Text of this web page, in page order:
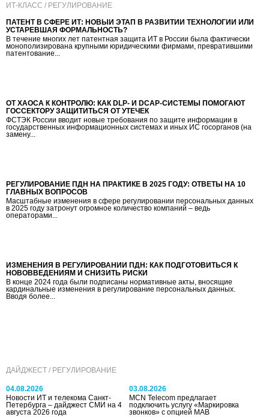
ИТ-КЛАСС / РЕГУЛИРОВАНИЕ
ПАТЕНТ В СФЕРЕ ИТ: НОВЫЙ ЭТАП В РАЗВИТИИ ТЕХНОЛОГИЙ ИЛИ
УСТАРЕВШАЯ ФОРМАЛЬНОСТЬ?
В течение многих лет патентная защита ИТ в России была фактически
монополизирована крупными юридическими фирмами, превратившими
патентование...
ОТ ХАОСА К КОНТРОЛЮ: КАК DLP- И DCAP-СИСТЕМЫ ПОМОГАЮТ
ГОССЕКТОРУ ЗАЩИТИТЬСЯ ОТ УТЕЧЕК
ФСТЭК России вводит новые требования по защите информации в
государственных информационных системах и иных ИС госорганов (на
замену...
РЕГУЛИРОВАНИЕ ПДН НА ПРАКТИКЕ В 2025 ГОДУ: ОТВЕТЫ НА 10
ГЛАВНЫХ ВОПРОСОВ
Масштабные изменения в сфере регулировании персональных данных
в 2025 году затронут огромное количество компаний – ведь
операторами...
ИЗМЕНЕНИЯ В РЕГУЛИРОВАНИИ ПДН: КАК ПОДГОТОВИТЬСЯ К
НОВОВВЕДЕНИЯМ И СНИЗИТЬ РИСКИ
В конце 2024 года были подписаны нормативные акты, вносящие
кардинальные изменения в регулирование персональных данных.
Вводя более...
ДАЙДЖЕСТ / РЕГУЛИРОВАНИЕ
04.08.2026
Новости ИТ и телекома Санкт-
Петербурга – дайджест СМИ на 4
августа 2026 года
03.08.2026
MCN Telecom предлагает
подключить услугу «Маркировка
звонков» с опцией МАВ